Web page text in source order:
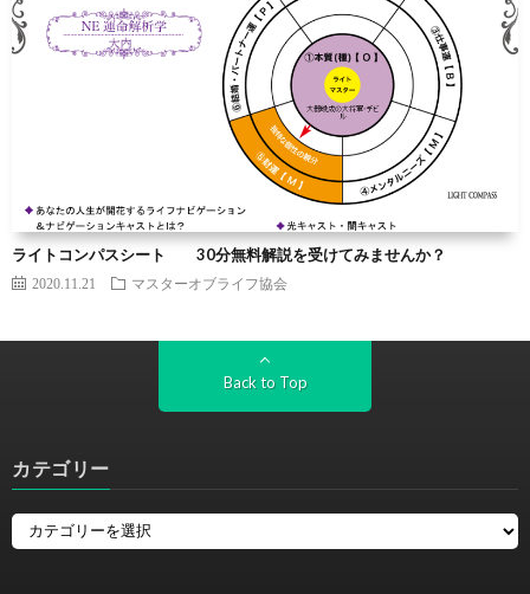
ライトコンパスシート 30分無料解説を受けてみませんか？
2020.11.21 マスターオブライフ協会
Back to Top
カテゴリー